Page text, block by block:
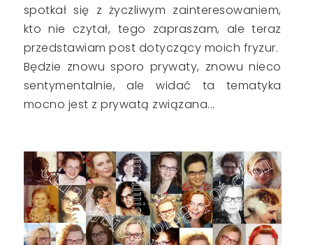
spotkał się z życzliwym zainteresowaniem,
kto nie czytał, tego zapraszam, ale teraz
przedstawiam post dotyczący moich fryzur.
Będzie znowu sporo prywaty, znowu nieco
sentymentalnie, ale widać ta tematyka
mocno jest z prywatą związana...